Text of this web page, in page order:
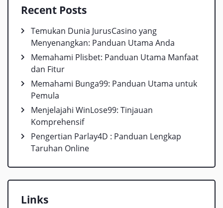
Recent Posts
Temukan Dunia JurusCasino yang
Menyenangkan: Panduan Utama Anda
Memahami Plisbet: Panduan Utama Manfaat
dan Fitur
Memahami Bunga99: Panduan Utama untuk
Pemula
Menjelajahi WinLose99: Tinjauan
Komprehensif
Pengertian Parlay4D : Panduan Lengkap
Taruhan Online
Links